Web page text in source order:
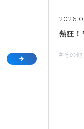
熱狂！
#その他